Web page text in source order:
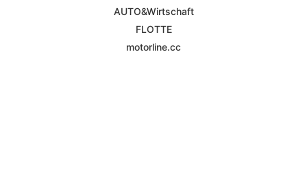
AUTO&Wirtschaft
FLOTTE
motorline.cc